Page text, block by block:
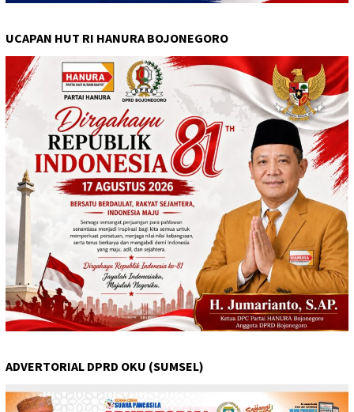
UCAPAN HUT RI HANURA BOJONEGORO
ADVERTORIAL DPRD OKU (SUMSEL)